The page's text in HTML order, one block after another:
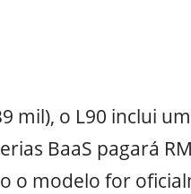
mil), o L90 inclui
BaaS pagará
o modelo for